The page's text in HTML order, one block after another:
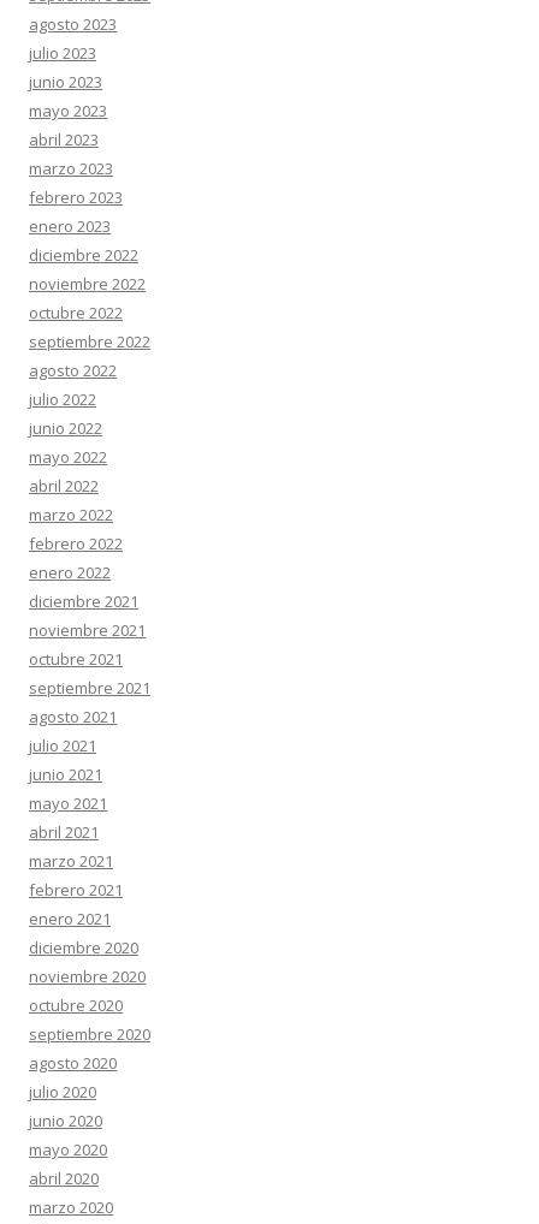
agosto 2023
julio 2023
junio 2023
mayo 2023
abril 2023
marzo 2023
febrero 2023
enero 2023
diciembre 2022
noviembre 2022
octubre 2022
septiembre 2022
agosto 2022
julio 2022
junio 2022
mayo 2022
abril 2022
marzo 2022
febrero 2022
enero 2022
diciembre 2021
noviembre 2021
octubre 2021
septiembre 2021
agosto 2021
julio 2021
junio 2021
mayo 2021
abril 2021
marzo 2021
febrero 2021
enero 2021
diciembre 2020
noviembre 2020
octubre 2020
septiembre 2020
agosto 2020
julio 2020
junio 2020
mayo 2020
abril 2020
marzo 2020